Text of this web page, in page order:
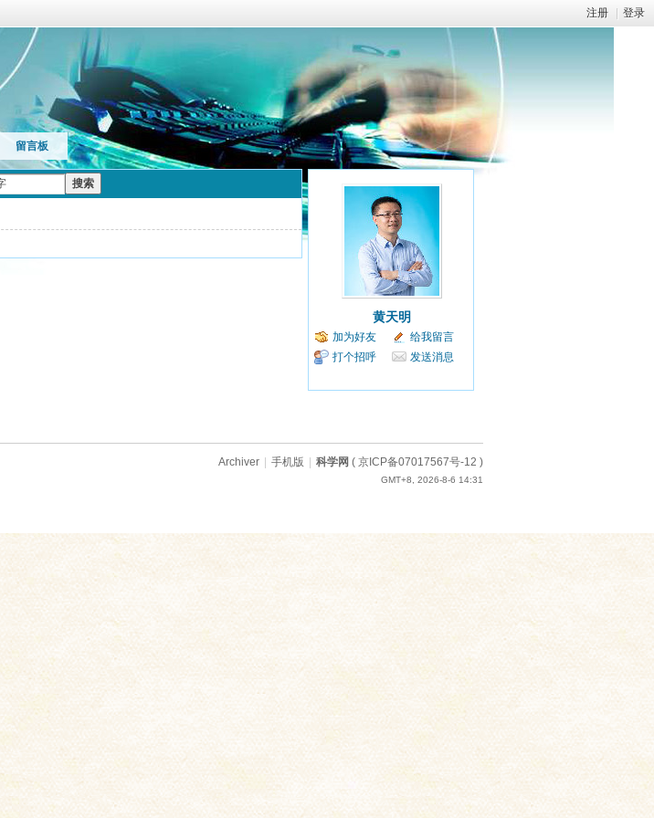
注册 登录
留言板
搜索
黄天明
加为好友
给我留言
打个招呼
发送消息
Archiver 手机版 科学网 ( 京ICP备07017567号-12 )
GMT+8, 2026-8-6 14:31